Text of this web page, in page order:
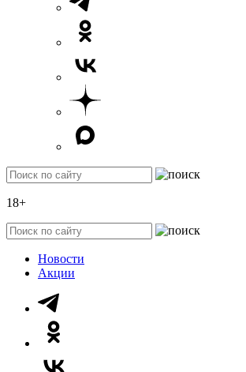
18+
Новости
Акции